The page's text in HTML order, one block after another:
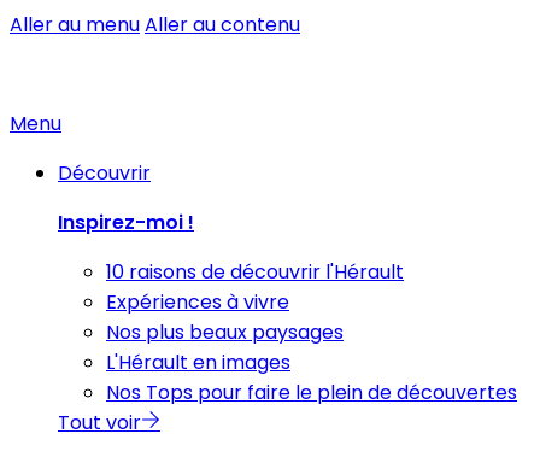
Aller au menuAller au contenu
Menu
Découvrir
Inspirez-moi !
10 raisons de découvrir l'Hérault
Expériences à vivre
Nos plus beaux paysages
L'Hérault en images
Nos Tops pour faire le plein de découvertes
Tout voir